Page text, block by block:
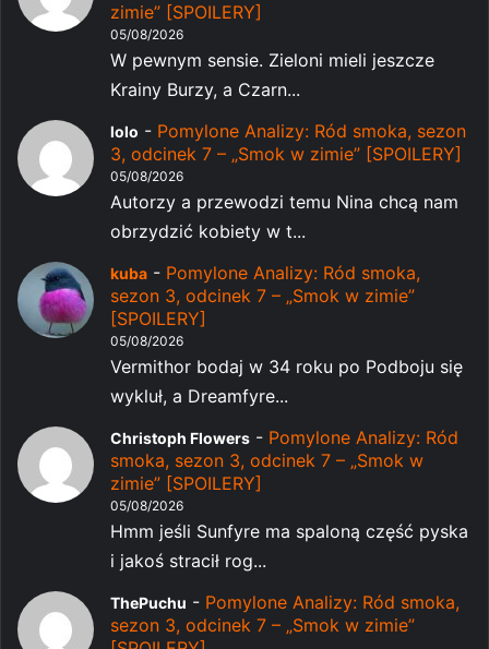
zimie” [SPOILERY]
05/08/2026
W pewnym sensie. Zieloni mieli jeszcze
Krainy Burzy, a Czarn...
lolo - Pomylone Analizy: Ród smoka, sezon
3, odcinek 7 – „Smok w zimie” [SPOILERY]
05/08/2026
Autorzy a przewodzi temu Nina chcą nam
obrzydzić kobiety w t...
kuba - Pomylone Analizy: Ród smoka,
sezon 3, odcinek 7 – „Smok w zimie”
[SPOILERY]
05/08/2026
Vermithor bodaj w 34 roku po Podboju się
wykluł, a Dreamfyre...
Christoph Flowers - Pomylone Analizy: Ród
smoka, sezon 3, odcinek 7 – „Smok w
zimie” [SPOILERY]
05/08/2026
Hmm jeśli Sunfyre ma spaloną część pyska
i jakoś stracił rog...
ThePuchu - Pomylone Analizy: Ród smoka,
sezon 3, odcinek 7 – „Smok w zimie”